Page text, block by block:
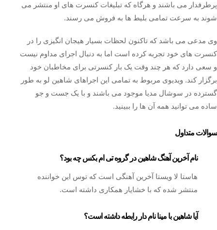
پرطرفدار می باشند و هرگاه که تبلیغات کنسرت های او منتشر می
شوند به سرعت تمامی بلیط ها به فروش می رسند.
وی مدعی می باشد که تاکنون لحظات بسیار هیجان انگیزی را در
کنسرت های خود تجربه کرده است اما به دنبال اجرای مداوم نیست
و سعی دارد که هر چند وقت یک بار کنسرتی برای مخاطبان خود
برگزار کند. ویدیوی مربوط به تمامی این اجراهای شاهین لو به طور
گسترده در سوشال مدیا موجود می باشند و با یک جست و جو
ساده می توانید همه آن ها را ببینید.
سوالات متداول
نام آخرین آهنگ شاهین در گروه تی ام بکس چه بود؟
هاستا لا ویستا آخرین آهنگی است که توس این خواننده
منتشر شده که با خشایار همکاری داشته است.
آیا شاهین با مینا نام دار رابطه داشته است؟